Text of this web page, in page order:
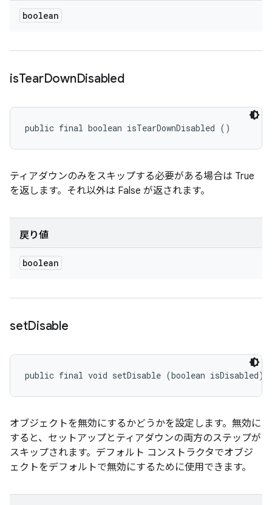
boolean
isTearDownDisabled
public final boolean isTearDownDisabled ()
ティアダウンのみをスキップする必要がある場合は True
を返します。それ以外は False が返されます。
戻り値
boolean
setDisable
public final void setDisable (boolean isDisabled)
オブジェクトを無効にするかどうかを設定します。無効に
すると、セットアップとティアダウンの両方のステップが
スキップされます。デフォルト コンストラクタでオブジ
ェクトをデフォルトで無効にするために使用できます。